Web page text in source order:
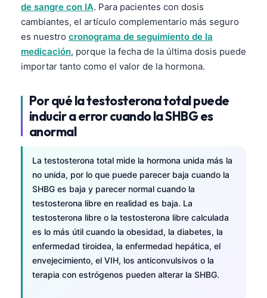
de sangre con IA. Para pacientes con dosis
cambiantes, el artículo complementario más seguro
es nuestro cronograma de seguimiento de la
medicación, porque la fecha de la última dosis puede
importar tanto como el valor de la hormona.
Por qué la testosterona total puede
inducir a error cuando la SHBG es
anormal
La testosterona total mide la hormona unida más la
no unida, por lo que puede parecer baja cuando la
SHBG es baja y parecer normal cuando la
testosterona libre en realidad es baja. La
testosterona libre o la testosterona libre calculada
es lo más útil cuando la obesidad, la diabetes, la
enfermedad tiroidea, la enfermedad hepática, el
envejecimiento, el VIH, los anticonvulsivos o la
terapia con estrógenos pueden alterar la SHBG.
Српски језик
Svenska
Bosanski
Azərbaycan dili
Eesti
日本語
ქართული
Русский
Polski
한국어
Slovenščina
Magyar